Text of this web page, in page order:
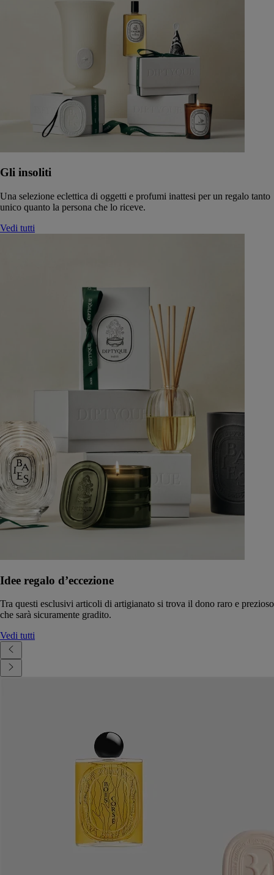
Gli insoliti
Una selezione eclettica di oggetti e profumi inattesi per un regalo tanto
unico quanto la persona che lo riceve.
Vedi tutti
Idee regalo d’eccezione
Tra questi esclusivi articoli di artigianato si trova il dono raro e prezioso
che sarà sicuramente gradito.
Vedi tutti